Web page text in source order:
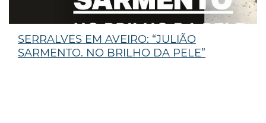
SERRALVES EM AVEIRO: “JULIÃO
SARMENTO. NO BRILHO DA PELE”